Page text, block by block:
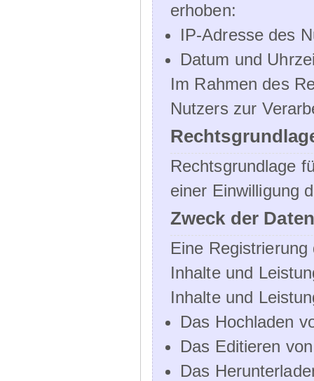
erhoben:
IP-Adresse des
Datum und
Im Rahmen des
Nutzers zur
Rechtsgrundlage
einer Einwilligung
Zweck der
Eine
Inhalte und
Inhalte und
Das Hochladen
Das Editieren
Das